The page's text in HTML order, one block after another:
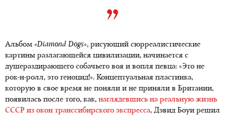
Альбом «Diamond Dogs», рисующий сюрреалистические
картины разлагающейся цивилизации, начинается с
душераздирающего собачьего воя и вопля певца: «Это не
рок-н-ролл, это геноцид!». Концептуальная пластинка,
которую в свое время не поняли и не приняли в Британии,
появилась после того, как, наглядевшись на реальную жизнь
СССР из окон транссибирского экспресса, Дэвид Боуи решил